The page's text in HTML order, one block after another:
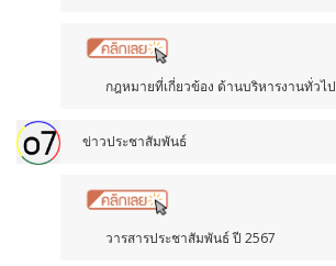
กฎหมายที่เกี่ยวข้อง ด้านบริหารงานทั่วไป
ข่าวประชาสัมพันธ์
วารสารประชาสัมพันธ์ ปี 2567